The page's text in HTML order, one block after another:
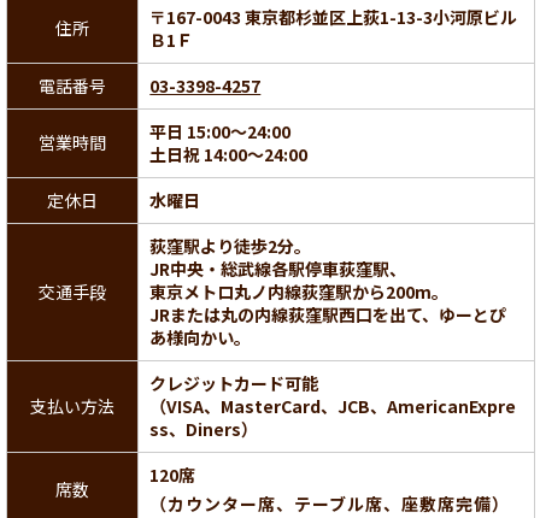
住所
〒167-0043 東京都杉並区上荻1-13-3小河原ビル
Ｂ1Ｆ
電話番号
03-3398-4257
営業時間
平日 15:00～24:00
土日祝 14:00～24:00
定休日
水曜日
交通手段
荻窪駅より徒歩2分。
JR中央・総武線各駅停車荻窪駅、
東京メトロ丸ノ内線荻窪駅から200m。
JRまたは丸の内線荻窪駅西口を出て、ゆーとぴ
あ様向かい。
支払い方法
クレジットカード可能
（VISA、MasterCard、JCB、AmericanExpre
ss、Diners）
席数
120席
（カウンター席、テーブル席、座敷席完備）